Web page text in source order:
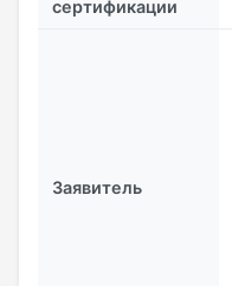
сертификации
Заявитель